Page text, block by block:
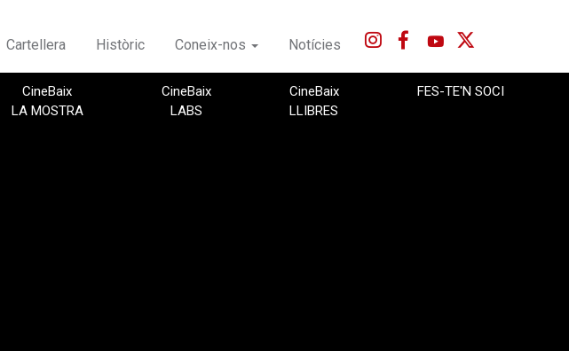
Cartellera Històric Coneix-nos Notícies
CineBaix
LA MOSTRA
CineBaix
LABS
CineBaix
LLIBRES
FES-TE'N SOCI